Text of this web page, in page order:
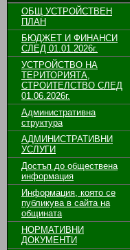
ОБЩ УСТРОЙСТВЕН
ПЛАН
БЮДЖЕТ И ФИНАНСИ
СЛЕД 01.01.2026г.
УСТРОЙСТВО НА
ТЕРИТОРИЯТА,
СТРОИТЕЛСТВО СЛЕД
01.06.2026г.
Административна
структура
АДМИНИСТРАТИВНИ
УСЛУГИ
Достъп до обществена
информация
Информация, която се
публикува в сайта на
общината
НОРМАТИВНИ
ДОКУМЕНТИ